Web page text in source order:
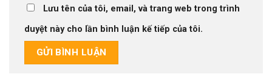
Lưu tên của tôi, email, và trang web trong trình
duyệt này cho lần bình luận kế tiếp của tôi.